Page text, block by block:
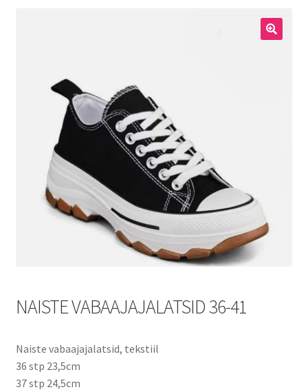
Lastele
Allahindlus
NAISTE VABAAJAJALATSID 36-41
Naiste vabaajajalatsid, tekstiil
36 stp 23,5cm
37 stp 24,5cm